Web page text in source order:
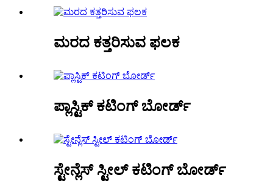
ಮರದ ಕತ್ತರಿಸುವ ಫಲಕ
ಪ್ಲಾಸ್ಟಿಕ್ ಕಟಿಂಗ್ ಬೋರ್ಡ್
ಸ್ಟೇನ್ಲೆಸ್ ಸ್ಟೀಲ್ ಕಟಿಂಗ್ ಬೋರ್ಡ್